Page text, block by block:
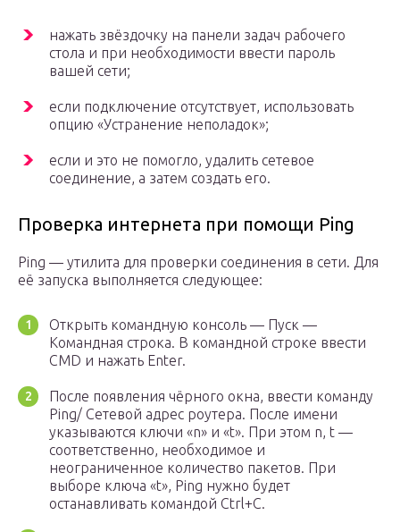
нажать звёздочку на панели задач рабочего
стола и при необходимости ввести пароль
вашей сети;
если подключение отсутствует, использовать
опцию «Устранение неполадок»;
если и это не помогло, удалить сетевое
соединение, а затем создать его.
Проверка интернета при помощи Ping
Ping — утилита для проверки соединения в сети. Для
её запуска выполняется следующее:
Открыть командную консоль — Пуск —
Командная строка. В командной строке ввести
CMD и нажать Enter.
После появления чёрного окна, ввести команду
Ping/ Сетевой адрес роутера. После имени
указываются ключи «n» и «t». При этом n, t —
соответственно, необходимое и
неограниченное количество пакетов. При
выборе ключа «t», Ping нужно будет
останавливать командой Ctrl+C.